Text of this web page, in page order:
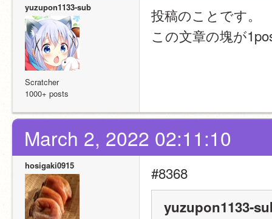
yuzupon1133-sub
Scratcher
1000+ posts
投稿のことです。
この文章の塊が
March 2, 2022 02:11:10
hosigaki0915
#8368
yuzupon1133-